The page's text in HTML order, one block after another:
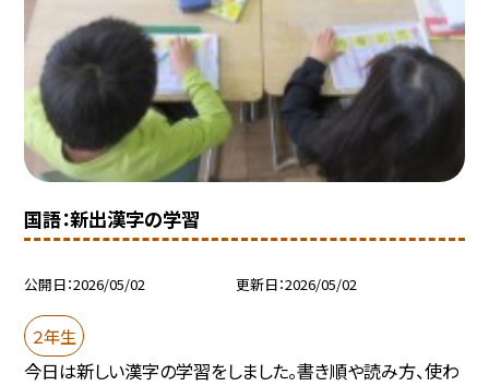
国語：新出漢字の学習
公開日 2026/05/02 更新日 2026/05/02
２年生
今日は新しい漢字の学習をしました。書き順や読み方、使わ